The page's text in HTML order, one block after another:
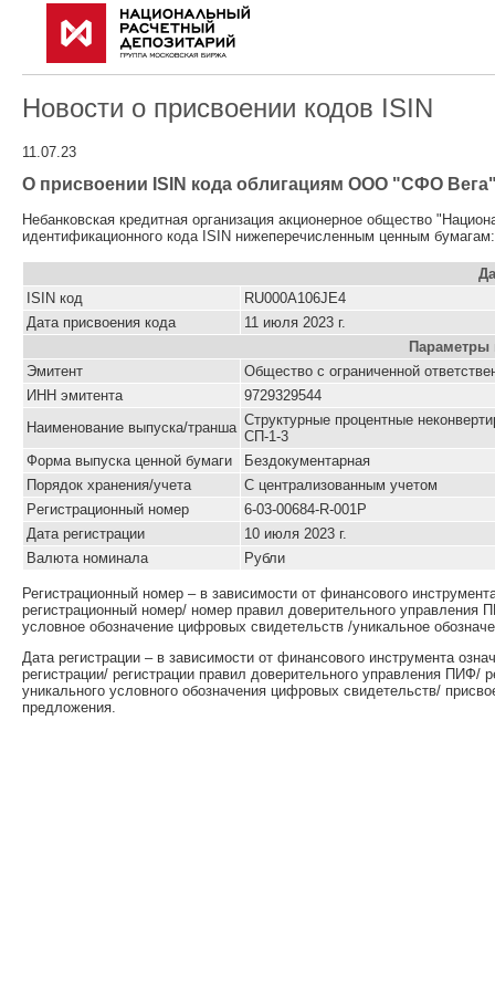
Новости о присвоении кодов ISIN
11.07.23
О присвоении ISIN кода облигациям ООО "СФО
Небанковская кредитная организация акционерное общество
идентификационного кода ISIN нижеперечисленным ценным бумагам:
ISIN код
RU000A106JE4
Дата присвоения кода
11 июля 2023 г.
Параметры
Эмитент
Общество с ограниченной
ИНН эмитента
9729329544
Наименование выпуска/транша Структурные процентные
СП-1-3
Форма выпуска ценной бумаги
Бездокументарная
Порядок хранения/учета
С централизованным учетом
Pегистрационный номер
6-03-00684-R-001P
Дата регистрации
10 июля 2023 г.
Валюта номинала
Рубли
Регистрационный номер – в зависимости от финансового
регистрационный номер/ номер правил доверительного
условное обозначение цифровых свидетельств /уникальное
Дата регистрации – в зависимости от финансового инструмента
регистрации/ регистрации правил доверительного управления ПИФ/
уникального условного обозначения цифровых свидетельств/
предложения.